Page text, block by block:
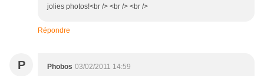
jolies photos!<br /> <br /> <br />
Répondre
P Phobos 03/02/2011 14:59